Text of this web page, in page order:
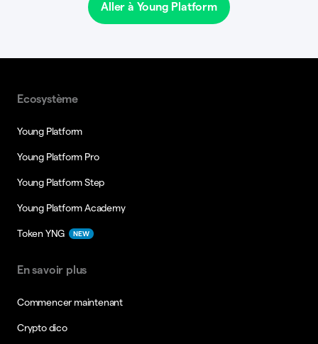
Aller à Young Platform
Ecosystème
Young Platform
Young Platform Pro
Young Platform Step
Young Platform Academy
Token YNG NEW
En savoir plus
Commencer maintenant
Crypto dico